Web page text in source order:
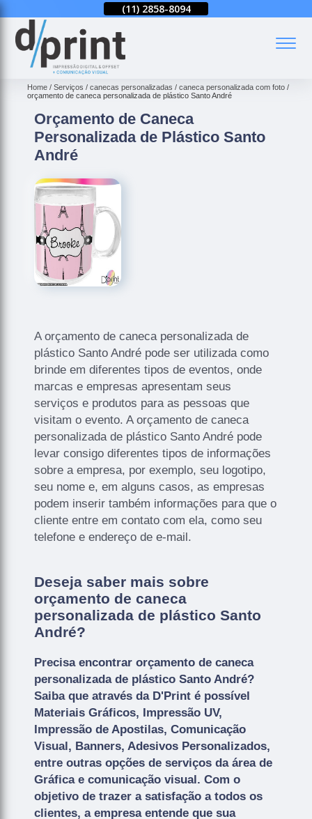
(11) 2858-8094 (11)
Home Serviços canecas personalizadas
caneca personalizada com foto
orçamento de caneca personalizada de plástico Santo André
Orçamento de Caneca
Personalizada de Plástico Santo
André
A orçamento de caneca personalizada de
plástico Santo André pode ser utilizada como
brinde em diferentes tipos de eventos, onde
marcas e empresas apresentam seus
serviços e produtos para as pessoas que
visitam o evento. A orçamento de caneca
personalizada de plástico Santo André pode
levar consigo diferentes tipos de informações
sobre a empresa, por exemplo, seu logotipo,
seu nome e, em alguns casos, as empresas
podem inserir também informações para que o
cliente entre em contato com ela, como seu
telefone e endereço de e-mail.
Deseja saber mais sobre
orçamento de caneca
personalizada de plástico Santo
André?
Precisa encontrar orçamento de caneca
personalizada de plástico Santo André?
Saiba que através da D'Print é possível
Materiais Gráficos, Impressão UV,
Impressão de Apostilas, Comunicação
Visual, Banners, Adesivos Personalizados,
entre outras opções de serviços da área de
Gráfica e comunicação visual. Com o
objetivo de trazer a satisfação a todos os
clientes, a empresa entende que sua